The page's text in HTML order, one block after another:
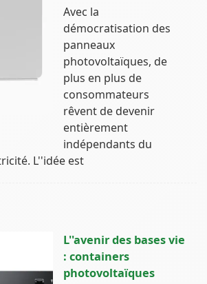
Avec la
démocratisation des
panneaux
photovoltaïques, de
plus en plus de
consommateurs
rêvent de devenir
entièrement
indépendants du
L''idée est
L''avenir des bases vie
: containers
photovoltaïques